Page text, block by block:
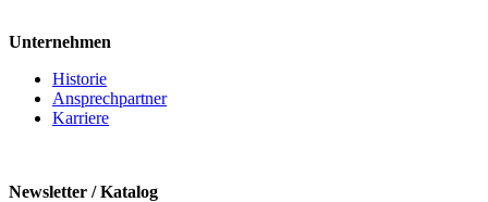
Unternehmen
Historie
Ansprechpartner
Karriere
Newsletter / Katalog